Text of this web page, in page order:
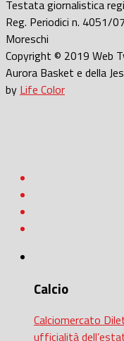
Testata giornalistica
Reg. Periodici n. 4051/
Moreschi
Copyright © 2019 Web
Aurora Basket e della
by Life Color
Calcio
Calciomercato
ufficialità